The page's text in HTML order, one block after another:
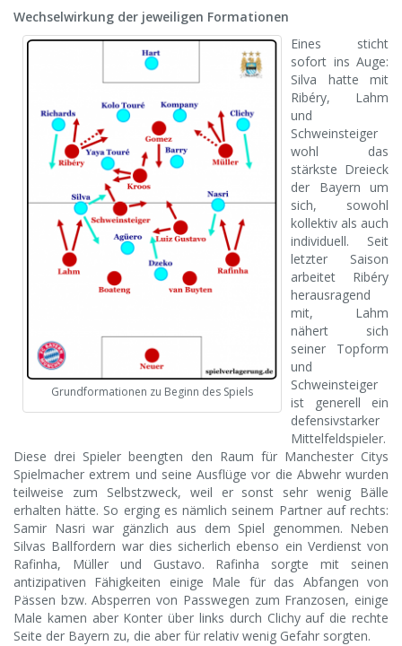
Wechselwirkung der jeweiligen Formationen
Grundformationen zu Beginn des Spiels
Eines sticht
sofort ins Auge:
Silva hatte mit
Ribéry, Lahm
und
Schweinsteiger
wohl das
stärkste Dreieck
der Bayern um
sich, sowohl
kollektiv als auch
individuell. Seit
letzter Saison
arbeitet Ribéry
herausragend
mit, Lahm
nähert sich
seiner Topform
und
Schweinsteiger
ist generell ein
defensivstarker
Mittelfeldspieler.
Diese drei Spieler beengten den Raum für Manchester Citys
Spielmacher extrem und seine Ausflüge vor die Abwehr wurden
teilweise zum Selbstzweck, weil er sonst sehr wenig Bälle
erhalten hätte. So erging es nämlich seinem Partner auf rechts:
Samir Nasri war gänzlich aus dem Spiel genommen. Neben
Silvas Ballfordern war dies sicherlich ebenso ein Verdienst von
Rafinha, Müller und Gustavo. Rafinha sorgte mit seinen
antizipativen Fähigkeiten einige Male für das Abfangen von
Pässen bzw. Absperren von Passwegen zum Franzosen, einige
Male kamen aber Konter über links durch Clichy auf die rechte
Seite der Bayern zu, die aber für relativ wenig Gefahr sorgten.